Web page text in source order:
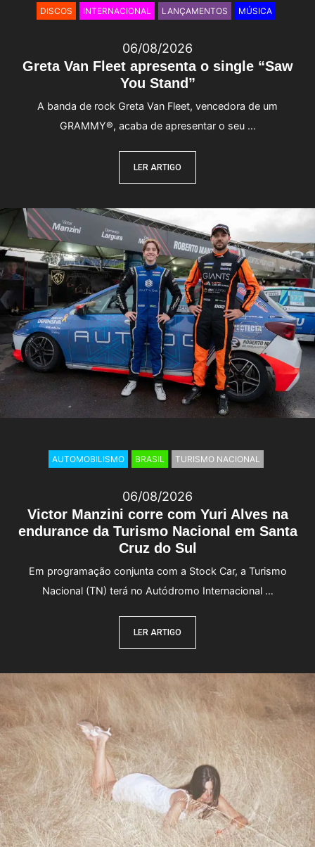
Greta Van Fleet apresenta o single “Saw
You Stand”
06/08/2026
A banda de rock Greta Van Fleet, vencedora de um
GRAMMY®, acaba de apresentar o seu …
LER ARTIGO
DISCOS INTERNACIONAL LANÇAMENTOS MÚSICA
Victor Manzini corre com Yuri Alves na
endurance da Turismo Nacional em Santa
Cruz do Sul
06/08/2026
Em programação conjunta com a Stock Car, a Turismo
Nacional (TN) terá no Autódromo Internacional …
LER ARTIGO
AUTOMOBILISMO BRASIL TURISMO NACIONAL